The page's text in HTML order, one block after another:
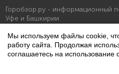
Горобзор.ру - информационный
Уфе и Башкирии
Мы используем файлы cookie,
работу сайта. Продолжая
соглашаетесь на использование